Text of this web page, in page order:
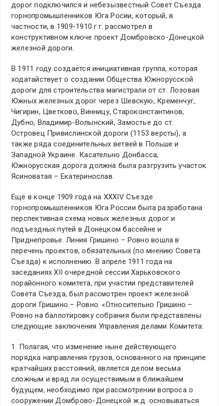
дорог подключился и небезызвестный Совет Съезда
горнопромышленников Юга Росии, который, в
частности, в 1909-1910 г.г. рассмотрел в
конструктивном ключе проект Домбровско-Донецкой
железной дороги.
В 1911 году создаётся инициативная группа, которая
ходатайствует о создании Общества Южнорусской
дороги для строительства магистрали от ст. Лозовая
Южных железных дорог через Шевскую, Кременчуг,
Чигирин, Цветково, Винницу, Староконстантинов,
Дубно, Владимир-Волынский, Замостье до ст.
Островец Привислинской дороги (1153 версты), а
также ряда соединительных ветвей в Польше и
Западной Украине. Касательно Донбасса,
Южнорусская дорога должна была разгрузить участок
Ясиноватая – Екатеринослав.
Ещё в конце 1909 года на XXXIV Съезде
горнопромышленников Юга России была разработана
перспективная схема новых железных дорог и
подъездных путей в Донецком бассейне и
Приднепровье. Линия Гришино – Ровно вошла в
перечень проектов, обязательных (по мнению Совета
Съезда) к исполнению. В апреле 1911 года на
заседаниях XII очередной сессии Харьковского
порайонного комитета, при участии представителей
Совета Съезда, был рассмотрен проект железной
дороги Гришино – Ровно. «Относительно Гришино –
Ровно на баллотировку собрания были представлены
следующие заключения Управления делами Комитета:
1. Полагая, что изменение ныне действующего
порядка направления грузов, основанного на принципе
кратчайших расстояний, является делом весьма
сложным и вряд ли осуществимым в ближайшем
будущем, необходимо при рассмотрении вопроса о
сооружении Домброво-Донецкой ж.д. основываться